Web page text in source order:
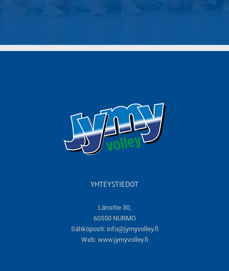
YHTEYSTIEDOT
Länsitie 30,
60550 NURMO
Sähköposti: info@jymyvolley.fi
Web: www.jymyvolley.fi